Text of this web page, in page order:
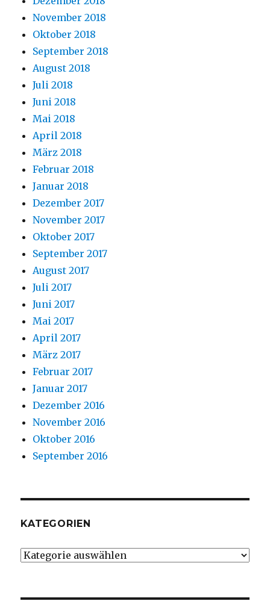
November 2018
Oktober 2018
September 2018
August 2018
Juli 2018
Juni 2018
Mai 2018
April 2018
März 2018
Februar 2018
Januar 2018
Dezember 2017
November 2017
Oktober 2017
September 2017
August 2017
Juli 2017
Juni 2017
Mai 2017
April 2017
März 2017
Februar 2017
Januar 2017
Dezember 2016
November 2016
Oktober 2016
September 2016
KATEGORIEN
Kategorien